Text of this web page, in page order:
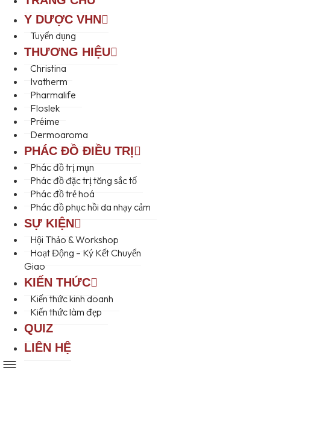
Y DƯỢC VHN
Tuyển dụng
THƯƠNG HIỆU
Christina
Ivatherm
Pharmalife
Floslek
Préime
Dermoaroma
PHÁC ĐỒ ĐIỀU TRỊ
Phác đồ trị mụn
Phác đồ đặc trị tăng sắc tố
Phác đồ trẻ hoá
Phác đồ phục hồi da nhạy cảm
SỰ KIỆN
Hội Thảo & Workshop
Hoạt Động – Ký Kết Chuyển
Giao
KIẾN THỨC
Kiến thức kinh doanh
Kiến thức làm đẹp
QUIZ
LIÊN HỆ